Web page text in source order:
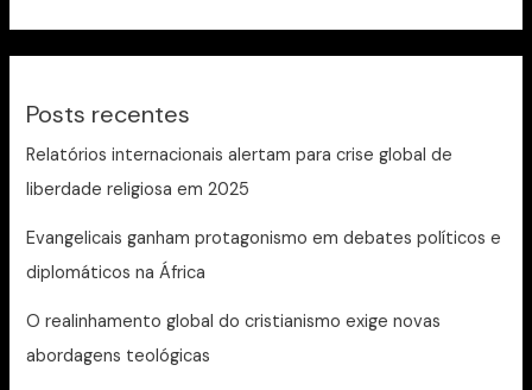
Posts recentes
Relatórios internacionais alertam para crise global de
liberdade religiosa em 2025
Evangelicais ganham protagonismo em debates políticos e
diplomáticos na África
O realinhamento global do cristianismo exige novas
abordagens teológicas